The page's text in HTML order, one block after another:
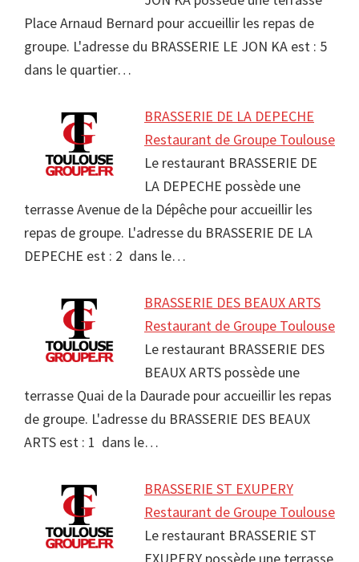
Place Arnaud Bernard pour accueillir les repas de
groupe. L'adresse du BRASSERIE LE JON KA est : 5
dans le quartier…
BRASSERIE DE LA DEPECHE
Restaurant de Groupe Toulouse
Le restaurant BRASSERIE DE
LA DEPECHE possède une
terrasse Avenue de la Dépêche pour accueillir les
repas de groupe. L'adresse du BRASSERIE DE LA
DEPECHE est : 2 dans le…
BRASSERIE DES BEAUX ARTS
Restaurant de Groupe Toulouse
Le restaurant BRASSERIE DES
BEAUX ARTS possède une
terrasse Quai de la Daurade pour accueillir les repas
de groupe. L'adresse du BRASSERIE DES BEAUX
ARTS est : 1 dans le…
BRASSERIE ST EXUPERY
Restaurant de Groupe Toulouse
Le restaurant BRASSERIE ST